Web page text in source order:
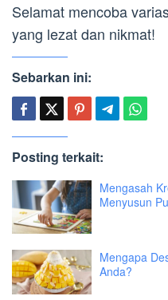
Selamat mencoba
yang lezat dan nikmat!
Sebarkan ini:
Posting terkait:
Mengasah
Menyusun
Mengapa
Anda?